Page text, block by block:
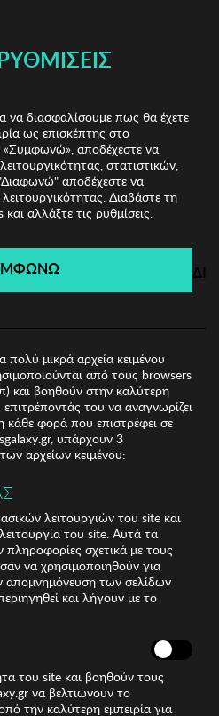
Σκουλαρίκια
Γυναικεία
00λεπτά 00δευτ.
να διασφαλίσουμε πως θα έχετε
ως επισκέπτης στο
«Συμφωνώ», αποδέχεστε να
στατιστικών,
αποδέχεστε να
Διαβάστε τη
αλλάξτε τις ρυθμίσεις.
πολύ μικρά αρχεία κειμένου
από τους browsers
και βοηθούν στην καλύτερη
του να αναγνωρίζει
κάθε φορά που επιστρέφει σε
υπάρχουν 3
αρχείων κειμένου:
λειτουργιών του site και
του site. Αυτά τα
σχετικά με τους
να χρησιμοποιηθούν για
απομνημόνευση των σελίδων
και λήγουν με το
του site και βοηθούν τους
να βελτιώνουν το
την καλύτερη εμπειρία για